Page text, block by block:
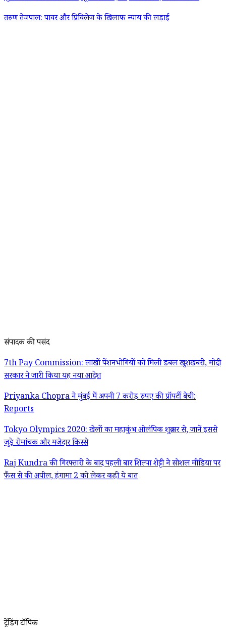
तरुण तेजपाल: पावर और प्रिविलेज के खिलाफ न्याय की लड़ाई
संपादक की पसंद
7th Pay Commission: लाखों पेंशनभोगियों को मिली डबल खुशखबरी, मोदी
सरकार ने जारी किया यह नया आदेश
Priyanka Chopra ने मुंबई में अपनी 7 करोड़ रुपए की प्रॉपर्टी बेची:
Reports
Tokyo Olympics 2020: खेलों का महाकुंभ ओलंपिक शुक्रवार से, जानें इससे
जुड़े रोमांचक और मजेदार किस्से
Raj Kundra की गिरफ्तारी के बाद पहली बार शिल्पा शेट्टी ने सोशल मीडिया पर
फैंस से की अपील, हंगामा 2 को लेकर कही ये बात
ट्रेंडिंग टॉपिक